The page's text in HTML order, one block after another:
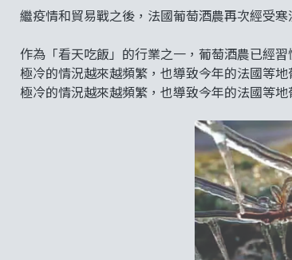
繼疫情和貿易戰之後，法國葡萄酒農再次經受寒
作為「看天吃飯」的行業之一，葡萄酒農已經
極冷的情況越來越頻繁，也導致今年的法國等
極冷的情況越來越頻繁，也導致今年的法國等